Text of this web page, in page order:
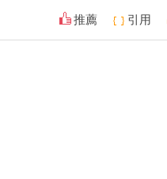
推薦 引用